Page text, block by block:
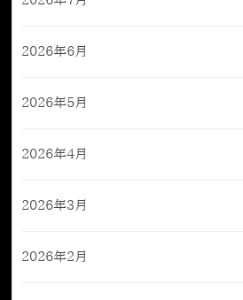
2026年6月
2026年5月
2026年4月
2026年3月
2026年2月